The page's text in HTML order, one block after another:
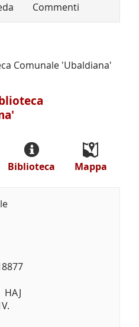
Commenti
Comunale 'Ubaldiana'
Mappa
Biblioteca
HAJ